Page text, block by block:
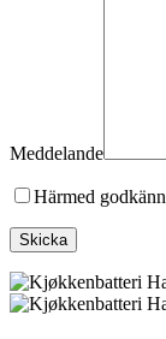
Meddelande
Härmed